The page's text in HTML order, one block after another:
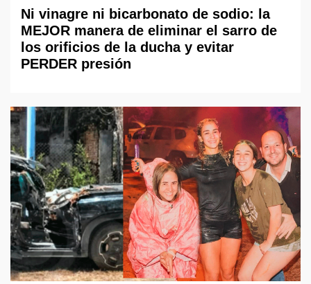
Ni vinagre ni bicarbonato de sodio: la
MEJOR manera de eliminar el sarro de
los orificios de la ducha y evitar
PERDER presión